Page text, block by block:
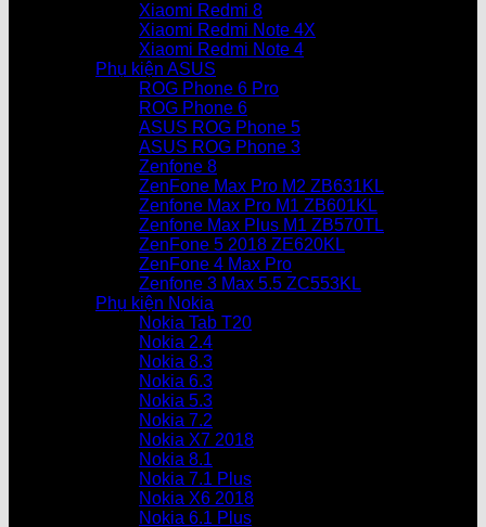
Xiaomi Redmi 8
Xiaomi Redmi Note 4X
Xiaomi Redmi Note 4
Phụ kiện ASUS
ROG Phone 6 Pro
ROG Phone 6
ASUS ROG Phone 5
ASUS ROG Phone 3
Zenfone 8
ZenFone Max Pro M2 ZB631KL
Zenfone Max Pro M1 ZB601KL
Zenfone Max Plus M1 ZB570TL
ZenFone 5 2018 ZE620KL
ZenFone 4 Max Pro
Zenfone 3 Max 5.5 ZC553KL
Phụ kiện Nokia
Nokia Tab T20
Nokia 2.4
Nokia 8.3
Nokia 6.3
Nokia 5.3
Nokia 7.2
Nokia X7 2018
Nokia 8.1
Nokia 7.1 Plus
Nokia X6 2018
Nokia 6.1 Plus